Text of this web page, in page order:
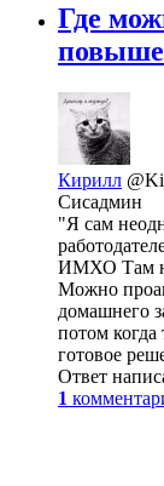
Где
Кирилл
Сисадмин
"Я сам
ИМХО Там
Можно
домашнего
потом когда
готовое
Ответ
1